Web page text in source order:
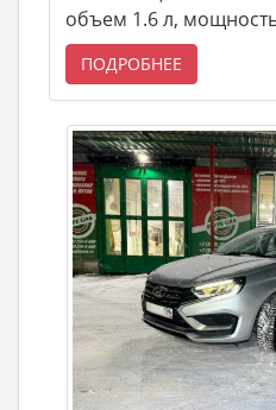
объем 1.6 л,
ПОДРОБНЕЕ